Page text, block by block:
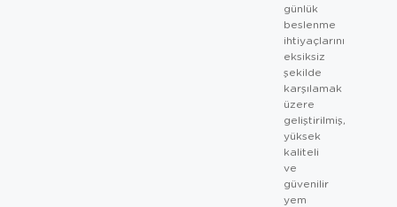
günlük
beslenme
ihtiyaçlarını
eksiksiz
şekilde
karşılamak
üzere
geliştirilmiş,
yüksek
kaliteli
ve
güvenilir
yem